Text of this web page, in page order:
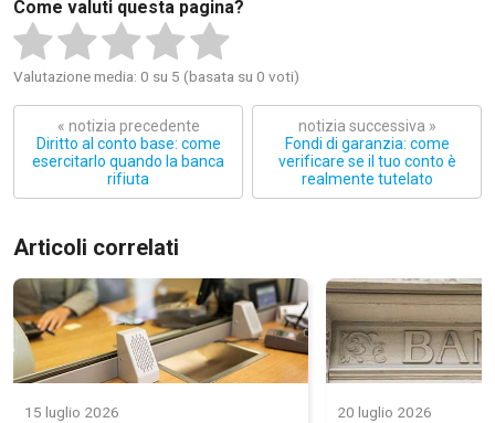
Come valuti questa pagina?
Valutazione media: 0 su 5 (basata su 0 voti)
« notizia precedente
Diritto al conto base: come
esercitarlo quando la banca
rifiuta
notizia successiva »
Fondi di garanzia: come
verificare se il tuo conto è
realmente tutelato
Articoli correlati
15 luglio 2026
20 luglio 2026